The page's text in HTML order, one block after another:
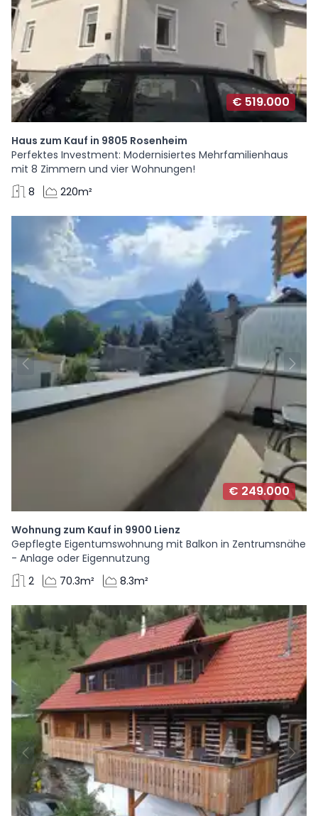
€ 519.000
Haus zum Kauf in 9805 Rosenheim
Perfektes Investment: Modernisiertes Mehrfamilienhaus
mit 8 Zimmern und vier Wohnungen!
8
220m²
€ 249.000
Wohnung zum Kauf in 9900 Lienz
Gepflegte Eigentumswohnung mit Balkon in Zentrumsnähe
- Anlage oder Eigennutzung
2
70.3m² 8.3m²